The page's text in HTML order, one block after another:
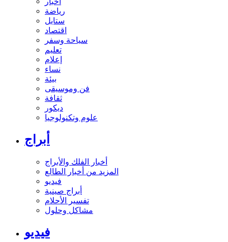
رياضة
ستايل
اقتصاد
سياحة وسفر
تعليم
إعلام
نساء
بيئة
فن وموسيقى
ثقافة
ديكور
علوم وتكنولوجيا
أبراج
أخبار الفلك والأبراج
المزيد من أخبار الطالع
فيديو
أبراج صينية
تفسير الأحلام
مشاكل وحلول
فيديو